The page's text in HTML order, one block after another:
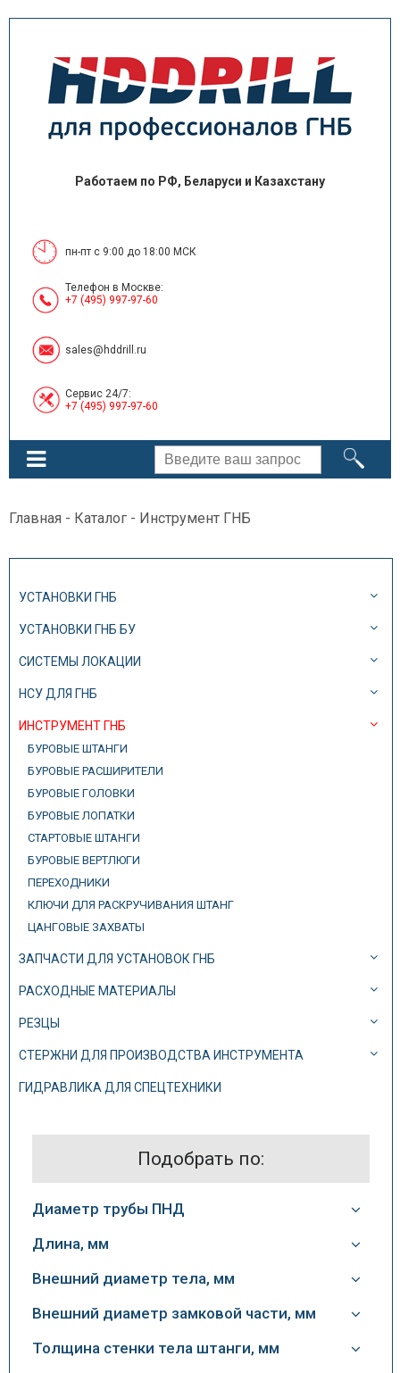
Работаем по РФ, Беларуси и Казахстану
пн-пт с 9:00 до 18:00 МСК
Телефон в Москве:
+7 (495) 997-97-60
sales@hddrill.ru
Сервис 24/7:
+7 (495) 997-97-60
Главная - Каталог - Инструмент ГНБ
УСТАНОВКИ ГНБ
УСТАНОВКИ ГНБ БУ
СИСТЕМЫ ЛОКАЦИИ
НСУ ДЛЯ ГНБ
ИНСТРУМЕНТ ГНБ
БУРОВЫЕ ШТАНГИ
БУРОВЫЕ РАСШИРИТЕЛИ
БУРОВЫЕ ГОЛОВКИ
БУРОВЫЕ ЛОПАТКИ
СТАРТОВЫЕ ШТАНГИ
БУРОВЫЕ ВЕРТЛЮГИ
ПЕРЕХОДНИКИ
КЛЮЧИ ДЛЯ РАСКРУЧИВАНИЯ ШТАНГ
ЦАНГОВЫЕ ЗАХВАТЫ
ЗАПЧАСТИ ДЛЯ УСТАНОВОК ГНБ
РАСХОДНЫЕ МАТЕРИАЛЫ
РЕЗЦЫ
СТЕРЖНИ ДЛЯ ПРОИЗВОДСТВА ИНСТРУМЕНТА
ГИДРАВЛИКА ДЛЯ СПЕЦТЕХНИКИ
Подобрать по:
Диаметр трубы ПНД
Длина, мм
Внешний диаметр тела, мм
Внешний диаметр замковой части, мм
Толщина стенки тела штанги, мм